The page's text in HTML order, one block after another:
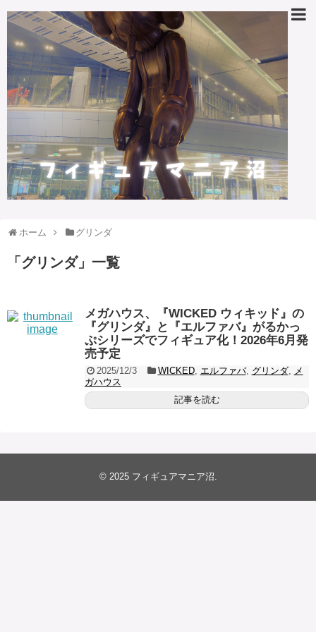
ホーム グリンダ
「 グリンダ」 一覧
メガハウス、『WICKED ウィキッド』の
『グリンダ』と『エルファバ』がるかっ
ぷシリーズでフィギュア化！2026年6月発
売予定
2025/12/3 WICKED, エルファバ, グリンダ, メ
ガハウス
記事を読む
© 2025 フィギュアマニア沼.